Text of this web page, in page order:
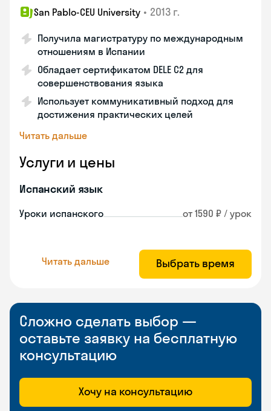
San Pablo-CEU University • 2013 г.
Получила магистратуру по международным
отношениям в Испании
Обладает сертификатом DELE C2 для
совершенствования языка
Использует коммуникативный подход для
достижения практических целей
Читать дальше
Услуги и цены
Испанский язык
Уроки испанского от 1590 ₽ / урок
Читать дальше Выбрать время
Сложно сделать выбор —
оставьте заявку на бесплатную
консультацию
Хочу на консультацию